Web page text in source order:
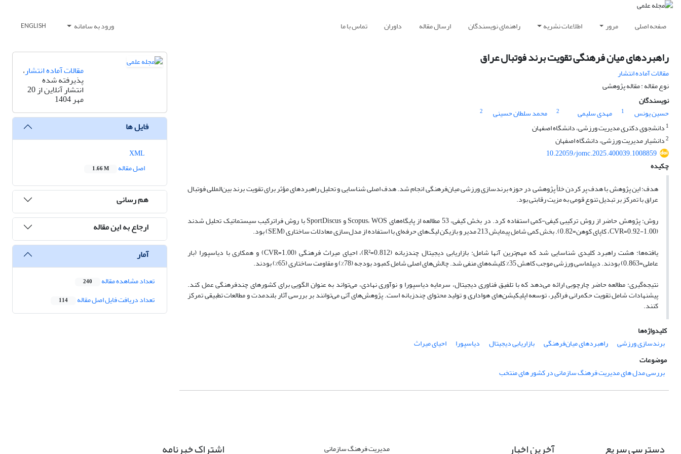
صفحه اصلی مرور اطلاعات نشریه راهنمای نویسندگان ارسال مقاله داوران تماس با ما ورود به سامانه ENGLISH
راهبردهای میان فرهنگی تقویت برند فوتبال عراق
مقالات آماده انتشار
نوع مقاله : مقاله پژوهشی
نویسندگان
حسین یونس
1 مهدی سلیمی 2 محمد سلطان حسینی
2
1 دانشجوی دکتری مدیریت ورزشی، دانشگاه اصفهان
2دانشیار مدیریت ورزشی، دانشگاه اصفهان
10.22059/jomc.2025.400039.1008859
چکیده
هدف: این پژوهش با هدف پر کردن خلأ پژوهشی در حوزه برندسازی ورزشی میان‌فرهنگی انجام شد. هدف اصلی شناسایی و تحلیل راهبردهای مؤثر برای تقویت برند بین‌المللی فوتبال
عراق با تمرکز بر تبدیل تنوع قومی به مزیت رقابتی بود.
روش: پژوهش حاضر از روش ترکیبی کیفی-کمی استفاده کرد. در بخش کیفی، 53 مطالعه از پایگاه‌های Scopus، WOS و SportDiscus با روش فراترکیب سیستماتیک تحلیل شدند
(CVR=0.92-1.00، کاپای کوهن=0.82). بخش کمی شامل پیمایش 213 مدیر و بازیکن لیگ‌های حرفه‌ای با استفاده از مدل‌سازی معادلات ساختاری (SEM) بود.
یافته‌ها: هشت راهبرد کلیدی شناسایی شد که مهم‌ترین آنها شامل: بازاریابی دیجیتال چندزبانه (R²=0.812)، احیای میراث فرهنگی (CVR=1.00) و همکاری با دیاسپورا (بار
عاملی=0.863) بودند. دیپلماسی ورزشی موجب کاهش 35% کلیشه‌های منفی شد. چالش‌های اصلی شامل کمبود بودجه (78%) و مقاومت ساختاری (65%) بودند.
نتیجه‌گیری: مطالعه حاضر چارچوبی ارائه می‌دهد که با تلفیق فناوری دیجیتال، سرمایه دیاسپورا و نوآوری نهادی، می‌تواند به عنوان الگویی برای کشورهای چندفرهنگی عمل کند.
پیشنهادات شامل تقویت حکمرانی فراگیر، توسعه اپلیکیشن‌های هواداری و تولید محتوای چندزبانه است. پژوهش‌های آتی می‌توانند بر بررسی آثار بلندمدت و مطالعات تطبیقی تمرکز
کنند.
کلیدواژه‌ها
برندسازی ورزشی
راهبردهای میان‌فرهنگی بازاریابی دیجیتال دیاسپورا
احیای میراث
موضوعات
بررسی مدل های مدیریت فرهنگ سازمانی در کشور های منتخب
مقالات آماده انتشار،
پذیرفته شده
انتشار آنلاین از 20
مهر 1404
فایل ها
اصل مقاله
1.66 M
هم رسانی
ارجاع به این مقاله
آمار
تعداد مشاهده مقاله 240
تعداد دریافت فایل اصل مقاله 114
دسترسی سریع آخرین اخبار مدیریت فرهنگ سازمانی اشتراک خبرنامه